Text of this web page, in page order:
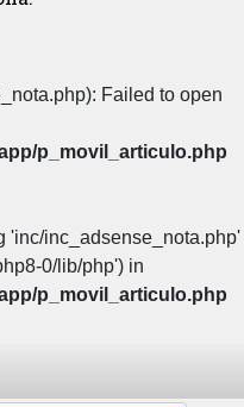
Failed to open
p_movil_articulo.php
'inc/inc_adsense_nota.php'
0/lib/php') in
p_movil_articulo.php